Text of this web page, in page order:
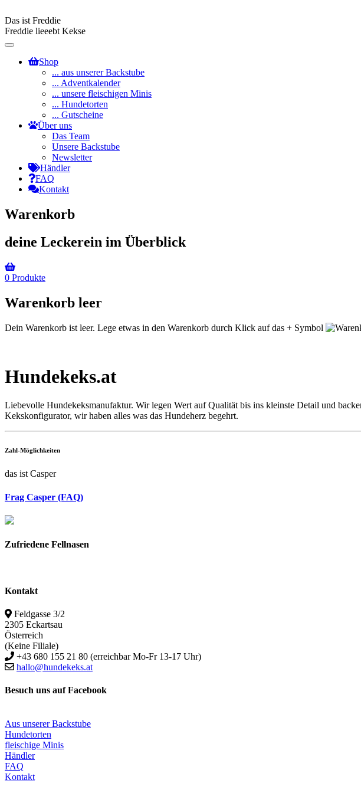
Das ist Freddie
Freddie lieeebt Kekse
Toggle
navigationShop
... aus unserer Backstube
... Adventkalender
... unsere fleischigen Minis
... Hundetorten
... Gutscheine
Über uns
Das Team
Unsere Backstube
Newsletter
Händler
FAQ
Kontakt
Warenkorb
deine Leckerein im Überblick
0 Produkte
Warenkorb leer
Dein Warenkorb ist leer. Lege etwas in den Warenkorb durch Klick auf das + Symbol
Hundekeks.at
Liebevolle Hundekeksmanufaktur. Wir legen Wert auf Qualität bis ins kleinste Detail und
Kekskonfigurator, wir haben alles was das Hundeherz begehrt.
Zahl-Möglichkeiten
das ist Casper
Frag Casper (FAQ)
Zufriedene Fellnasen
Kontakt
Feldgasse 3/2
2305 Eckartsau
Österreich
(Keine Filiale)
+43 680 155 21 80 (erreichbar Mo-Fr 13-17 Uhr)
hallo@hundekeks.at
Besuch uns auf Facebook
Aus unserer Backstube
Hundetorten
fleischige Minis
Händler
FAQ
Kontakt